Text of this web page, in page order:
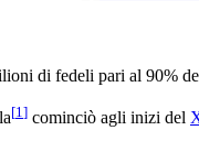
di fedeli pari al 90%
[1 ] cominciò agli inizi del